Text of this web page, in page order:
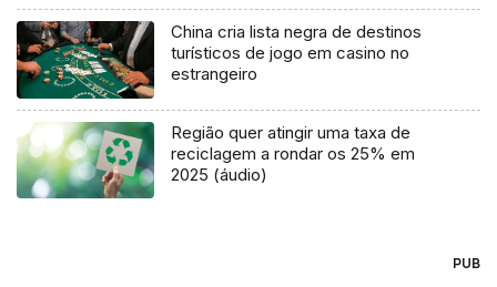
China cria lista negra de destinos
turísticos de jogo em casino no
estrangeiro
Região quer atingir uma taxa de
reciclagem a rondar os 25% em
2025 (áudio)
PUB